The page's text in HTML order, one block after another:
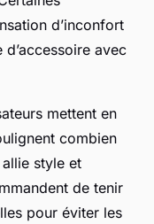
d’inconfort
avec
mettent en
combien
style et
de tenir
pour éviter les